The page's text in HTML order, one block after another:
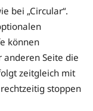
bei „Circular“.
können
Seite die
zeitgleich mit
stoppen